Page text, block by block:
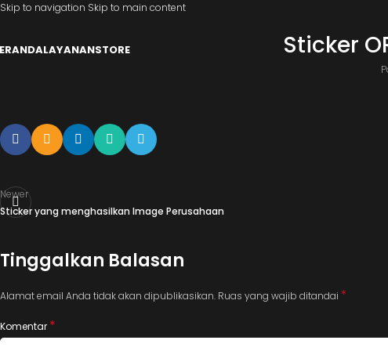
Skip to navigation Skip to main content
LAYANANSTORE Sticker
Newer
Sticker yang menghasilkan Image Perusahaan
Tinggalkan Balasan
Alamat email Anda tidak akan dipublikasikan. Ruas yang wajib ditandai *
Komentar *